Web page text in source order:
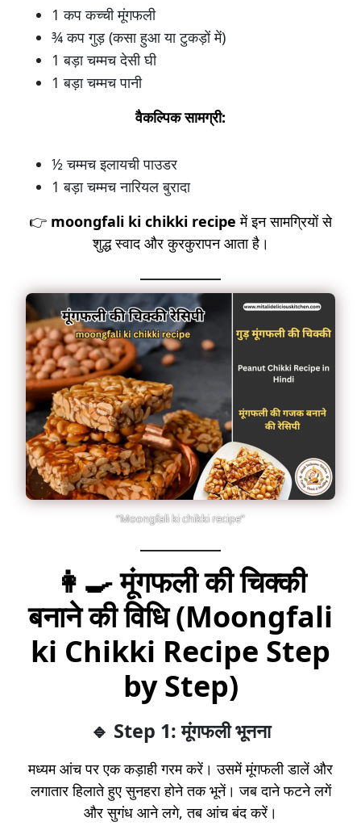
1 कप कच्ची मूंगफली
¾ कप गुड़ (कसा हुआ या टुकड़ों में)
1 बड़ा चम्मच देसी घी
1 बड़ा चम्मच पानी
वैकल्पिक सामग्री:
½ चम्मच इलायची पाउडर
1 बड़ा चम्मच नारियल बुरादा
👉 moongfali ki chikki recipe में इन सामग्रियों से
शुद्ध स्वाद और कुरकुरापन आता है।
“Moongfali ki chikki recipe”
👩‍🍳मूंगफली की चिक्की
बनाने की विधि (Moongfali
ki Chikki Recipe Step
by Step)
🔹 Step 1: मूंगफली भूनना
मध्यम आंच पर एक कड़ाही गरम करें। उसमें मूंगफली डालें और
लगातार हिलाते हुए सुनहरा होने तक भूनें। जब दाने फटने लगें
और सुगंध आने लगे, तब आंच बंद करें।